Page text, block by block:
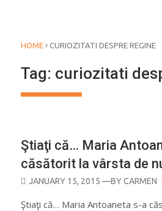
HOME › CURIOZITATI DESPRE REGINE
Tag: curiozitati
Ştiaţi că… Maria
căsătorit la vârsta de
POSTED
JANUARY 15, 2015 —BYCARMEN
Ştiaţi că… Maria Antoaneta s-a